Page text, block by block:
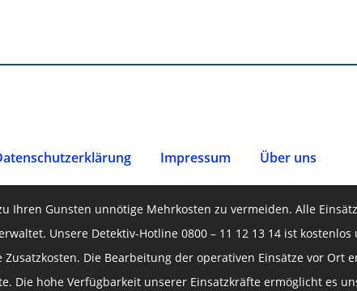
Impressum Über uns
Ihren Gunsten unnötige Mehrkosten zu vermeiden. Alle
Unsere Detektiv-Hotline 0800 – 11 12 13 14 ist
Die Bearbeitung der operativen Einsätze vor Ort
Die hohe Verfügbarkeit unserer Einsatzkräfte ermöglicht es